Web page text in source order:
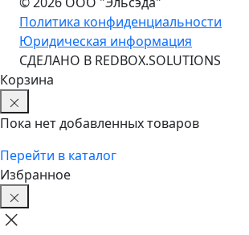
Политика конфиденциальности
Юридическая информация
CДЕЛАНО В REDBOX.SOLUTIONS
Корзина
Пока нет добавленных товаров
Перейти в каталог
Избранное